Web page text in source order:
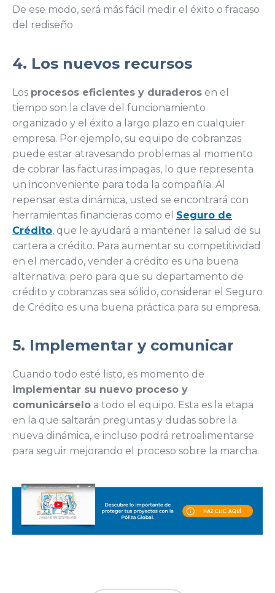
De ese modo, será más fácil medir el éxito o fracaso
del rediseño
4. Los nuevos recursos
Los procesos eficientes y duraderos en el
tiempo son la clave del funcionamiento
organizado y el éxito a largo plazo en cualquier
empresa. Por ejemplo, su equipo de cobranzas
puede estar atravesando problemas al momento
de cobrar las facturas impagas, lo que representa
un inconveniente para toda la compañía. Al
repensar esta dinámica, usted se encontrará con
herramientas financieras como el Seguro de
Crédito, que le ayudará a mantener la salud de su
cartera a crédito. Para aumentar su competitividad
en el mercado, vender a crédito es una buena
alternativa; pero para que su departamento de
crédito y cobranzas sea sólido, considerar el Seguro
de Crédito es una buena práctica para su empresa.
5. Implementar y comunicar
Cuando todo esté listo, es momento de
implementar su nuevo proceso y
comunicárselo a todo el equipo. Esta es la etapa
en la que saltarán preguntas y dudas sobre la
nueva dinámica, e incluso podrá retroalimentarse
para seguir mejorando el proceso sobre la marcha.